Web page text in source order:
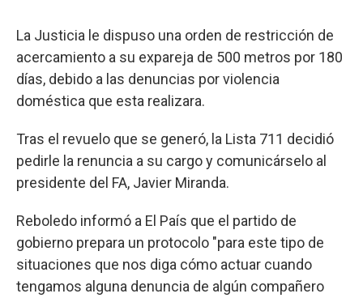
La Justicia le dispuso una orden de restricción de
acercamiento a su expareja de 500 metros por 180
días, debido a las denuncias por violencia
doméstica que esta realizara.
Tras el revuelo que se generó, la Lista 711 decidió
pedirle la renuncia a su cargo y comunicárselo al
presidente del FA, Javier Miranda.
Reboledo informó a El País que el partido de
gobierno prepara un protocolo "para este tipo de
situaciones que nos diga cómo actuar cuando
tengamos alguna denuncia de algún compañero